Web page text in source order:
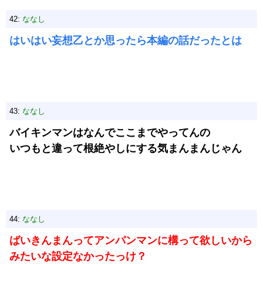
42: ななし
はいはい妄想乙とか思ったら本編の話だったとは
43: ななし
バイキンマンはなんでここまでやってんの
いつもと違って根絶やしにする気まんまんじゃん
44: ななし
ばいきんまんってアンパンマンに構って欲しいから
みたいな設定なかったっけ？